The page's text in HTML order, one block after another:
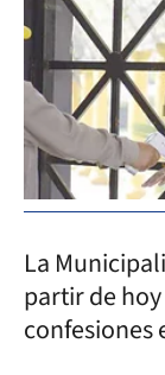
La
partir de
confesiones